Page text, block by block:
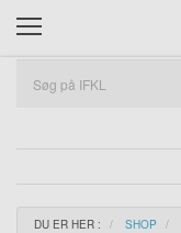
DU ER HER : SHOP